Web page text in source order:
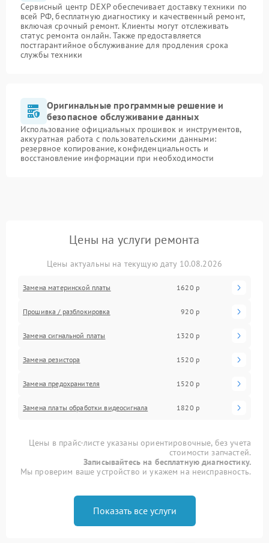
Сервисный центр DEXP обеспечивает доставку техники по
всей РФ, бесплатную диагностику и качественный ремонт,
включая срочный ремонт. Клиенты могут отслеживать
статус ремонта онлайн. Также предоставляется
постгарантийное обслуживание для продления срока
службы техники
Оригинальные программные решение и
безопасное обслуживание данных
Использование официальных прошивок и инструментов,
аккуратная работа с пользовательскими данными:
резервное копирование, конфиденциальность и
восстановление информации при необходимости
Цены на услуги ремонта
Цены актуальны на текущую дату 10.08.2026
Замена материнской платы 1620 р
Прошивка / разблокировка 920 р
Замена сигнальной платы 1320 р
Замена резистора 1520 р
Замена предохранителя 1520 р
Замена платы обработки видеосигнала 1820 р
Цены в прайс-листе указаны ориентировочные, без учета
стоимости запчастей.
Записывайтесь на бесплатную диагностику.
Мы проверим ваше устройство и укажем на неисправность.
Показать все услуги